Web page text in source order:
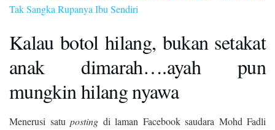
Tak Sangka Rupanya Ibu Sendiri
Kalau botol hilang, bukan setakat
anak dimarah….ayah pun
mungkin hilang nyawa
Menerusi satu posting di laman Facebook saudara Mohd Fadli